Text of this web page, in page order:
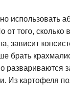
использовать
того, сколько
зависит
брать
развариваются
Из картофеля